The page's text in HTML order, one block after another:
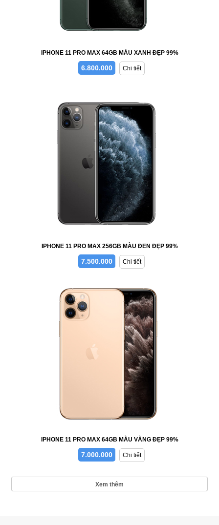
IPHONE 11 PRO MAX 64GB MÀU XANH ĐẸP 99%
6.800.000 Chi tiết
IPHONE 11 PRO MAX 256GB MÀU ĐEN ĐẸP 99%
7.500.000 Chi tiết
IPHONE 11 PRO MAX 64GB MÀU VÀNG ĐẸP 99%
7.000.000 Chi tiết
Xem thêm